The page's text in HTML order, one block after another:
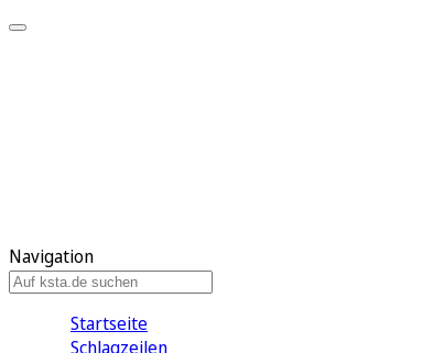
Navigation
Startseite
Schlagzeilen